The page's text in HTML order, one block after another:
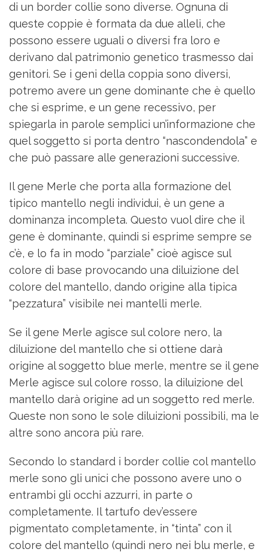
di un border collie sono diverse. Ognuna di
queste coppie è formata da due alleli, che
possono essere uguali o diversi fra loro e
derivano dal patrimonio genetico trasmesso dai
genitori. Se i geni della coppia sono diversi,
potremo avere un gene dominante che è quello
che si esprime, e un gene recessivo, per
spiegarla in parole semplici un’informazione che
quel soggetto si porta dentro “nascondendola” e
che può passare alle generazioni successive.
Il gene Merle che porta alla formazione del
tipico mantello negli individui, è un gene a
dominanza incompleta. Questo vuol dire che il
gene è dominante, quindi si esprime sempre se
c’è, e lo fa in modo “parziale” cioè agisce sul
colore di base provocando una diluizione del
colore del mantello, dando origine alla tipica
“pezzatura” visibile nei mantelli merle.
Se il gene Merle agisce sul colore nero, la
diluizione del mantello che si ottiene darà
origine al soggetto blue merle, mentre se il gene
Merle agisce sul colore rosso, la diluizione del
mantello darà origine ad un soggetto red merle.
Queste non sono le sole diluizioni possibili, ma le
altre sono ancora più rare.
Secondo lo standard i border collie col mantello
merle sono gli unici che possono avere uno o
entrambi gli occhi azzurri, in parte o
completamente. Il tartufo dev’essere
pigmentato completamente, in “tinta” con il
colore del mantello (quindi nero nei blu merle, e